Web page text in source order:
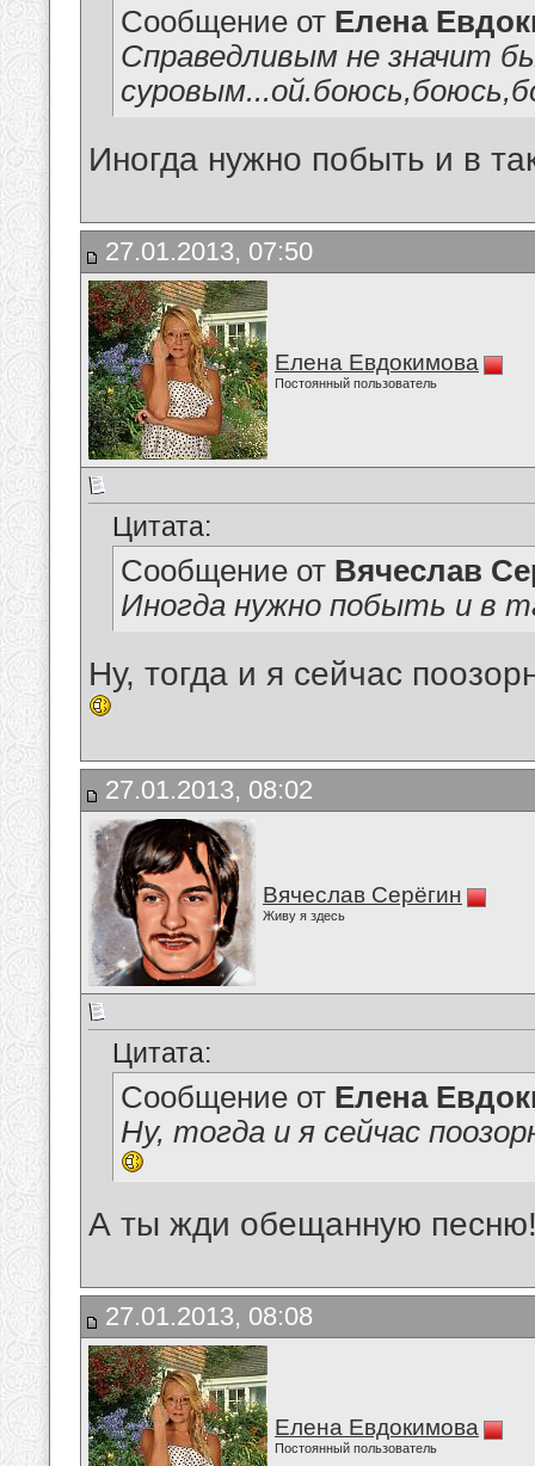
Сообщение от Елена
Справедливым не значит
Иногда нужно побыть и в
27.01.2013, 07:50
Елена Евдокимова
Постоянный пользователь
Цитата:
Сообщение от Вячеслав
Иногда нужно побыть и в
Ну, тогда и я сейчас
27.01.2013, 08:02
Вячеслав Серёгин
Живу я здесь
Цитата:
Сообщение от Елена
Ну, тогда и я сейчас
А ты жди обещанную
27.01.2013, 08:08
Елена Евдокимова
Постоянный пользователь